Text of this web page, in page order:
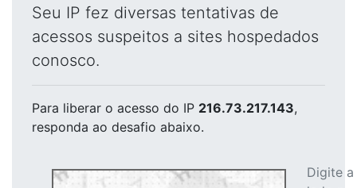
Seu IP fez diversas tentativas de
acessos suspeitos a sites hospedados
conosco.
Para liberar o acesso do IP 216.73.217.143,
responda ao desafio abaixo.
Digite